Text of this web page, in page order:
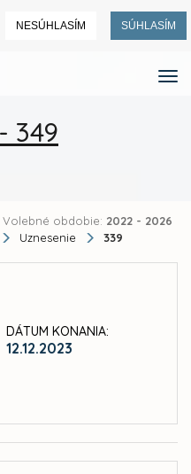
NESÚHLASÍM SÚHLASÍM
349
Volebné obdobie: 2022 - 2026
Uznesenie 339
DÁTUM KONANIA:
12.12.2023